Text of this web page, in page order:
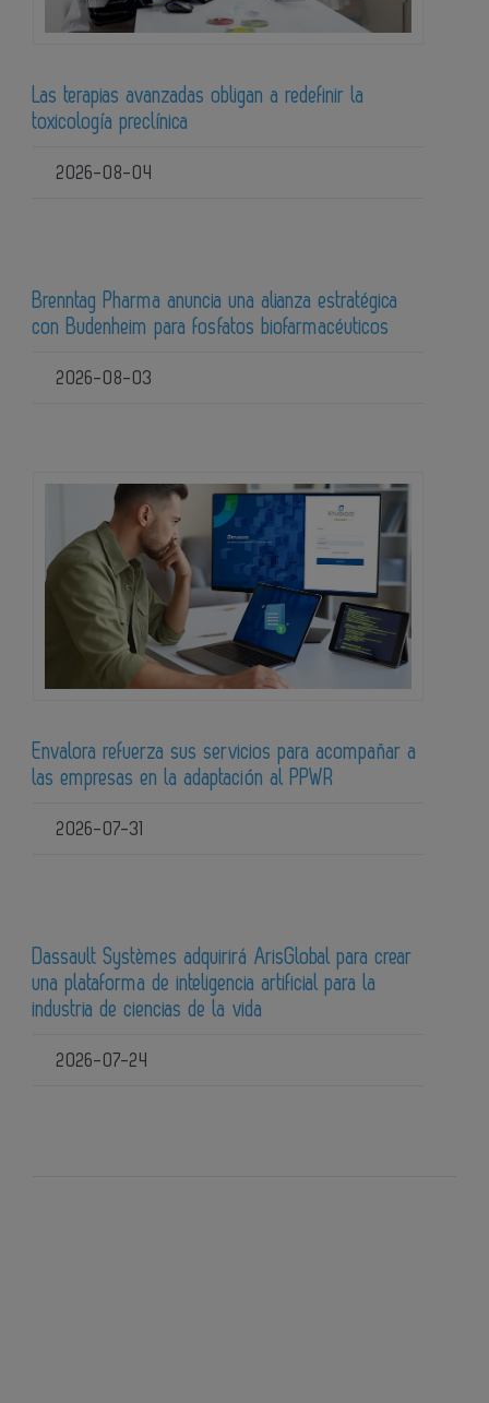
Las terapias avanzadas obligan a redefinir la
toxicología preclínica
2026-08-04
Brenntag Pharma anuncia una alianza estratégica
con Budenheim para fosfatos biofarmacéuticos
2026-08-03
Envalora refuerza sus servicios para acompañar a
las empresas en la adaptación al PPWR
2026-07-31
Dassault Systèmes adquirirá ArisGlobal para crear
una plataforma de inteligencia artificial para la
industria de ciencias de la vida
2026-07-24